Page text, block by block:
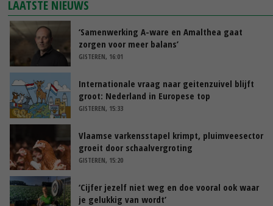
LAATSTE NIEUWS
‘Samenwerking A-ware en Amalthea gaat
zorgen voor meer balans’
GISTEREN, 16:01
Internationale vraag naar geitenzuivel blijft
groot: Nederland in Europese top
GISTEREN, 15:33
Vlaamse varkensstapel krimpt, pluimveesector
groeit door schaalvergroting
GISTEREN, 15:20
‘Cijfer jezelf niet weg en doe vooral ook waar
je gelukkig van wordt’